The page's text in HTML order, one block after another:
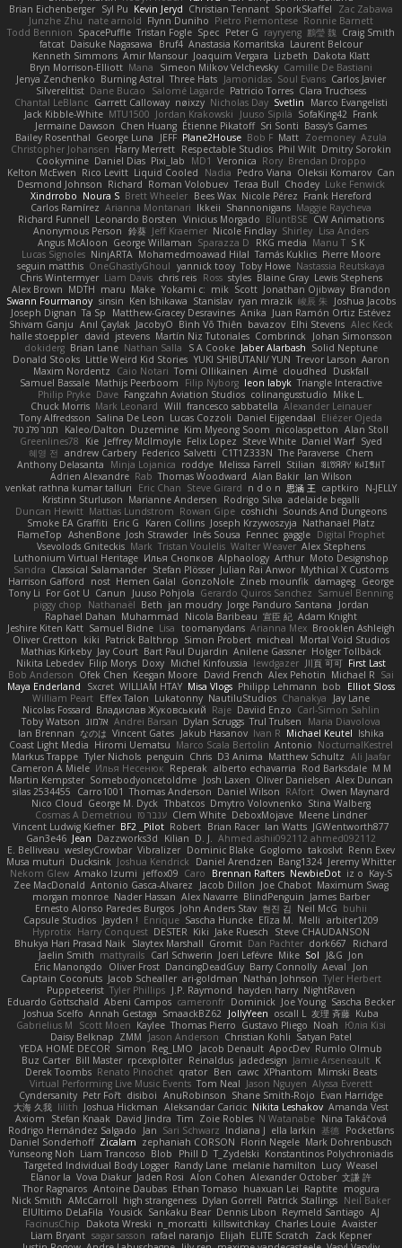
Brian Eichenberger Syl Pu Kevin Jeryd Christian Tennant SporkSkaffel
Zac Zabawa
Junzhe Zhu nate arnold Flynn Duniho Pietro Piemontese Ronnie Barnett
Todd Bennion SpacePuffle Tristan Fogle Spec Peter G rayryeng 鸝瑩 魏 Craig Smith
fatcat Daisuke Nagasawa Bruf4 Anastasia Komaritska Laurent Belcour
Kenneth Simmons Amir Mansour Joaquim Vergara Lizbeth Dakota Klatt
Bryn Morrison-Elliott Mana Simeon Milkov Velchevsky Camille De Bastiani
Jenya Zenchenko Burning Astral Three Hats Jamonidas Soul Evans Carlos Javier
Silverelitist Dane Bucao Salomé Lagarde Patricio Torres Clara Truchsess
Chantal LeBlanc Garrett Calloway nøixzy Nicholas Day Svetlin
Marco Evangelisti
Jack Kibble-White MTU1500 Jordan Krakowski Juuso Sipilä SofaKing42 Frank
Jermaine Dawson Chen Huang Étienne Pikatoff Sri Sonti Bassy's Games
Bailey Rosenthal George Luna JEFF Plane2House Bob F Matt Zoemoney Azula
Christopher Johansen Harry Merrett Respectable Studios Phil Wilt Dmitry Sorokin
Cookymine Daniel Dias Pixi_lab MD1 Veronica Rory Brendan Droppo
Kelton McEwen Rico Levitt Liquid Cooled Nadia Pedro Viana Oleksii Komarov Can
Desmond Johnson Richard Roman Volobuev Teraa Bull Chodey Luke Fenwick
Xindrrobo Noura S Brett Wheeler Bees Wax Nicole Pérez Frank Hereford
Carlos Ramírez Arianna Montanari Ikkeii Shannonigans Maggie Raycheva
Richard Funnell Leonardo Borsten Vinicius Morgado BluntBSE CW Animations
Anonymous Person 鈴葵 Jeff Kraemer Nicole Findlay Shirley Lisa Anders
Angus McAloon George Willaman Sparazza D RKG media Manu T S K
Lucas Signoles NinjARTA Mohamedmoawad Hilal Tamás Kuklics Pierre Moore
seguin matthis OneGhastlyGhoul yannick tooy Toby Howe Nastassia Reutskaya
Chris Wintermyer Liam Davis chris reis Ross styles Blaine Gray Lewis Stephens
Alex Brown MDTH maru Make Yokami c: mik Scott Jonathan Ojibway Brandon
Swann Fourmanoy sinsin Ken Ishikawa Stanislav ryan mrazik 峻辰 朱
Joshua Jacobs
Joseph Dignan Ta Sp Matthew-Gracey Desravines Anika Juan Ramón Ortiz Estévez
Shivam Ganju Anıl Çaylak JacobyO Bình Võ Thiên bavazov Elhi Stevens Alec Keck
halle stoeppler david jstevens Martín Niz Tutoriales Combrinck Johan Simonsson
dokiderg Brian Lane Nathan Salla S A Cooke Jaber Alarbash Solid Neptune
Donald Stooks Little Weird Kid Stories YUKI SHIBUTANI/ YUN Trevor Larson Aaron
Maxim Nordentz
Caio Notari Tomi Ollikainen Aimé cloudhed
Duskfall
Samuel Bassale Mathijs Peerboom Filip Nyborg leon labyk Triangle Interactive
Philip Pryke Dave Fangzahn Aviation Studios colinangusstudio Mike L.
Chuck Morris Mark Leonard Will francesco sabbatella Alexander Leinauer
Tony Alfredsson Salina De Leon Lucas Cozzoli Daniel Eijgendaal Eliézer Ojeda
תמר פלג טל
Kaleo/Dalton Duzemine Kim Myeong Soom nicolaspetton Alan Stoll
Greenlines78
Kie Jeffrey McIlmoyle Felix Lopez Steve White Daniel Warf Syed
혜영 전 andrew Carbery Federico Salvetti C1T1Z333N The Paraverse Chem
Anthony Delasanta
Minja Lojanica roddye Melissa Farrell Stilian ꌃ꒒ꀎꋪꋪꌩ ꀘꈤꀤꁅꃅ꓄
Adrien Alexandre Rab Thomas Woodward Alan Bakir Ian Wilson
venkat rathna kumar talluri
Eric Chan Steve Girard n d o n 思涵 王 captkiro
N-JELLY
Kristinn Sturluson Marianne Andersen Rodrigo Silva adelaide begalli
Duncan Hewitt Mattias Lundstrom Rowan Gipe coshichi Sounds And Dungeons
Smoke EA Graffiti Eric G Karen Collins Joseph Krzywoszyja Nathanaël Platz
FlameTop AshenBone Josh Strawder Inês Sousa Fennec gaggle Digital Prophet
Vsevolods Gniteckis Mark Tristan Voulelis Walter Weaver Alex Stephens
Luthonium Virtual Heritage Илья Снопков Alphaology Arthur Moto Designshop
Sandra Classical Salamander Stefan Plösser Julian Rai Anwor Mythical X Customs
Harrison Gafford
nost Hemen Galal GonzoNole Zineb mounfik damageg George
Tony Li For Got U Canun Juuso Pohjola Gerardo Quiros Sanchez Samuel Benning
piggy chop
Nathanaël Beth jan moudry Jorge Panduro Santana
Jordan
Raphael Dahan Muhammad Nicola Baribeau 宣臣 紀 Adam Knight
Jeshire Kiten Katt Samuel Bidne Lisa toomanydans Arianna Mex Brooklen Ashleigh
Oliver Cretton
kiki Patrick Balthrop Simon Probert micheal
Mortal Void Studios
Mathias Kirkeby Jay Court Bart Paul Dujardin Anilene Gassner Holger Tollbäck
Nikita Lebedev Filip Morys Doxy Michel Kinfoussia lewdgazer 川頁 可可 First Last
Bob Anderson Ofek Chen Keegan Moore David French Alex Pehotin Michael R Sai
Maya Enderland
Sxcret WILLIAM HTAY Misa Vlogs Philipp Lehmann bob
Elliot Sloss
William Peart Effex Talon Lukatonny NautiluStudios Chanakya
Jay Lane
Nicolas Fossard Владислав Жуковський Raje Daviid Enzo Carl-Simon Sahlin
Toby Watson אלמוג Andrei Barsan Dylan Scruggs Trul Trulsen
Maria Diavolova
Ian Brennan なのは Vincent Gates Jakub Hasanov Ivan R Michael Keutel Ishika
Coast Light Media Hiromi Uematsu Marco Scala Bertolin Antonio NocturnalKestrel
Markus Trappe Tyler Nichols penguin Chris D3 Anima Matthew Schultz Ali Jaafar
Cameron A Miele Илья Несенюк Reperak alberto echavarria Rod Barksdale M M
Martin Kempster Somebodyoncetoldme Josh Laxen Oliver Danielsen Alex Duncan
silas 2534455
Carro1001 Thomas Anderson Daniel Wilson RAfort Owen Maynard
Nico Cloud George M. Dyck Thbatcos Dmytro Volovnenko Stina Walberg
Cosmas A Demetriou ענבר פז Clem White DeboxMojave Meene Lindner
Vincent Ludwig Kiefner BF2 _Pilot Robert Brian Racer Ian Watts JGWentworth877
Gan3e46 Jean Dazzworks3d Kilian D. J. Ahmed.ashii092112 ahmed092112
E. Belliveau wesleyCrowbar Vibralizer Dominic Blake Goglomo takoslvt Renn Exev
Musa muturi Ducksink Joshua Kendrick Daniel Arendzen Bang1324 Jeremy Whitter
Nekom Glew Amako Izumi jeffox09 Caro Brennan Rafters NewbieDot iz o Kay-S
Zee MacDonald Antonio Gasca-Alvarez Jacob Dillon Joe Chabot Maximum Swag
morgan monroe Nader Hassan Alex Navarre BlindPenguin James Barber
Ernesto Alonso Paredes Burgos John Anders Stav 현진 김 Neil McG buhii
Capsule Studios Jayden ! Enrique Sascha Huncke Elīza M. Melli arbiter1209
Hyprotix Harry Conquest DESTER Kiki Jake Ruesch
Steve CHAUDANSON
Bhukya Hari Prasad Naik Slaytex Marshall Gromit Dan Pachter dork667
Richard
Jaelin Smith mattyrails Carl Schwerin Joeri Lefévre Mike Sol J&G Jon
Eric Manongdo
Oliver Frost DancingDeadGuy Barry Connolly Aeval
Jon
Captain Coconuts Jacob Schealler ari-goldman Nathan Johnson Tyler Herbert
Puppeteerist Tyler Phillips J.P. Raymond hayden harry NightRaven
Eduardo Gottschald Abeni Campos cameronfr Dominick Joe Young Sascha Becker
Joshua Scelfo Annah Gestaga SmaackBZ62 JollyYeen oscall L 友理 斉藤 Kuba
Gabrielius M
Scott Moen Kaylee Thomas Pierro Gustavo Pliego Noah
Юлія Кізі
Daisy Belknap ZMM Jason Anderson Christian Kohli Satyan Patel
YEDA HOME DECOR Simon Reg_LMO Jacob Denault ApocDev Rumlo Olmub
Buz Carter Bill Master rpcexploiter Reinaldus jadedesign Jamie Arseneault K
Derek Toombs Renato Pinochet qrator Ben cawc XPhantom Mimski Beats
Virtual Performing Live Music Events Tom Neal Jason Nguyen Alyssa Everett
Cyndersanity Petr Fořt disiboi AnuRobinson Shane Smith-Rojo Evan Harridge
大海 久我 lilith Joshua Hickman Aleksandar Caricic Nikita Leshakov Amanda Vest
Axiom
Stefan Knaak David Jindra Tim Zoie Robles N Watanabe Nina Takáčová
Rodrigo Hernández Salgado
Jan Sari Schwarz Indiana J ella larkin 基德 Pocketfans
Daniel Sonderhoff Zicalam zephaniah CORSON Florin Negele Mark Dohrenbusch
Yunseong Noh Liam Trancoso Blob Phill D T_Zydelski Konstantinos Polychroniadis
Targeted Individual Body Logger Randy Lane melanie hamilton Lucy Weasel
Elanor la Vova Diakur Jaden Rosi Alon Cohen Alexander October 文謙 許
Thor Ragnaros Antoine Daubas Ethan Tomaso huaxuan Lei Raptite mogura
Nick Smith AMcCarroll high strangeness Dylan Gorrell Patrick Stallings Neil Baker
ElUltimo DeLaFila Yousick Sankaku Bear Dennis Libon Reymeld Santiago AJ
FacinusChip
Dakota Wreski n_morcatti killswitchkay Charles Louie Avaister
Liam Bryant sagar sasson rafael naranjo Elijah ELITE Scratch
Zack Kepner